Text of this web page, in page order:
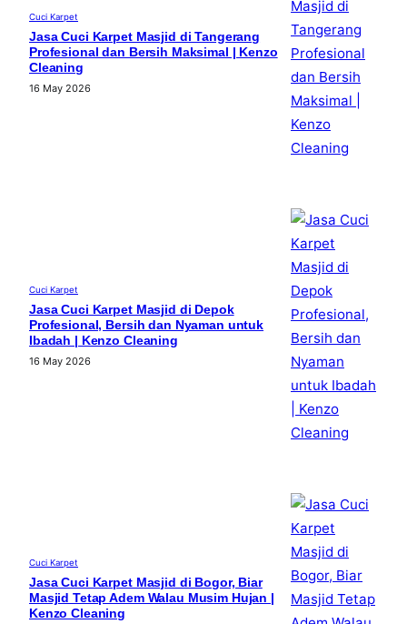
Cuci Karpet
Jasa Cuci Karpet Masjid di Tangerang
Profesional dan Bersih Maksimal | Kenzo
Cleaning
16 May 2026
Cuci Karpet
Jasa Cuci Karpet Masjid di Depok
Profesional, Bersih dan Nyaman untuk
Ibadah | Kenzo Cleaning
16 May 2026
Cuci Karpet
Jasa Cuci Karpet Masjid di Bogor, Biar
Masjid Tetap Adem Walau Musim Hujan |
Kenzo Cleaning